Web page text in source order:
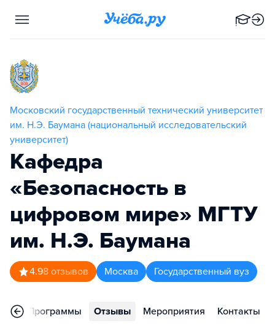
Московский государственный технический университет
им. Н.Э. Баумана (национальный исследовательский
университет)
Кафедра
«Безопасность в
цифровом мире» МГТУ
им. Н.Э. Баумана
4.98 отзывов Москва Государственный вуз
Программы Отзывы Мероприятия Контакты